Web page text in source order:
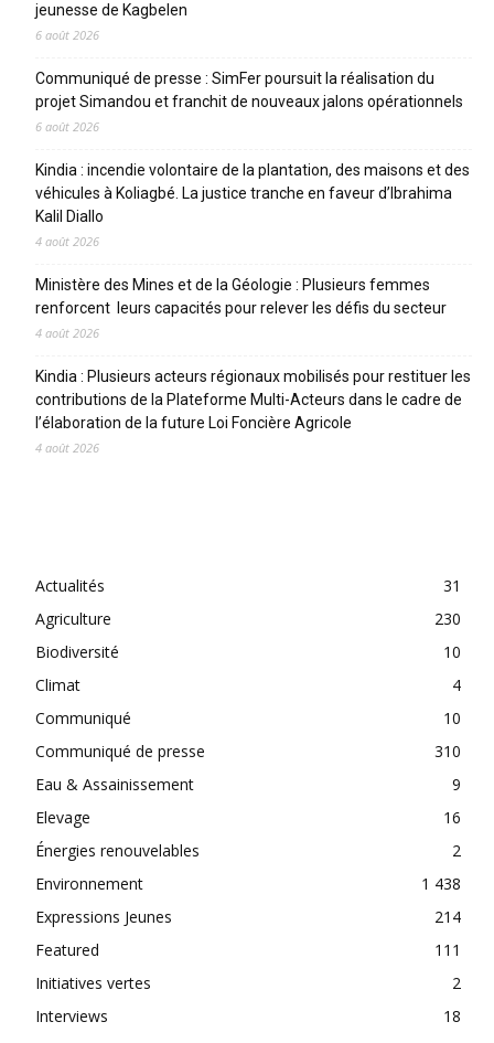
jeunesse de Kagbelen
6 août 2026
Communiqué de presse : SimFer poursuit la réalisation du
projet Simandou et franchit de nouveaux jalons opérationnels
6 août 2026
Kindia : incendie volontaire de la plantation, des maisons et des
véhicules à Koliagbé. La justice tranche en faveur d’Ibrahima
Kalil Diallo
4 août 2026
Ministère des Mines et de la Géologie : Plusieurs femmes
renforcent leurs capacités pour relever les défis du secteur
4 août 2026
Kindia : Plusieurs acteurs régionaux mobilisés pour restituer les
contributions de la Plateforme Multi-Acteurs dans le cadre de
l’élaboration de la future Loi Foncière Agricole
4 août 2026
Actualités
31
Agriculture
230
Biodiversité
10
Climat
4
Communiqué
10
Communiqué de presse
310
Eau & Assainissement
9
Elevage
16
Énergies renouvelables
2
Environnement
1 438
Expressions Jeunes
214
Featured
111
Initiatives vertes
2
Interviews
18